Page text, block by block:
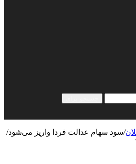
/سود سهام عدالت فردا واریز می‌شود/